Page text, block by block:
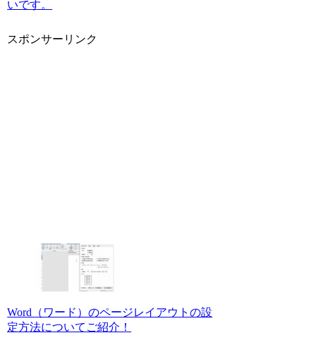
いです。
スポンサーリンク
Word（ワード）のページレイアウトの設
定方法についてご紹介！